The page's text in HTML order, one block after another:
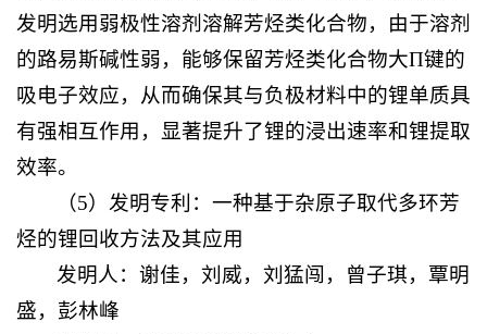
发明选用弱极性溶剂溶解芳烃类化合物，由于溶剂
的路易斯碱性弱，能够保留芳烃类化合物大Π键的
吸电子效应，从而确保其与负极材料中的锂单质具
有强相互作用，显著提升了锂的浸出速率和锂提取
效率。
（5）发明专利：一种基于杂原子取代多环芳
烃的锂回收方法及其应用
发明人：谢佳，刘威，刘猛闯，曾子琪，覃明
盛，彭林峰